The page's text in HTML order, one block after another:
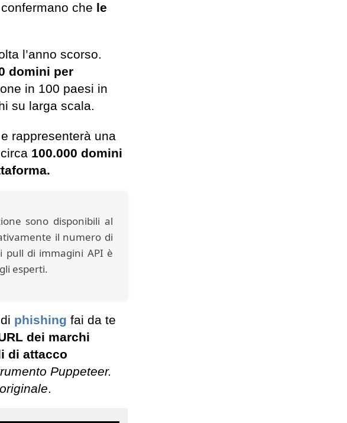
che le
l’anno scorso.
domini per
in 100 paesi in
su larga scala.
rappresenterà una
100.000 domini
sono disponibili al
il numero di
pull di immagini API è
esperti.
phishing fai da te
dei marchi
di attacco
Puppeteer.
.